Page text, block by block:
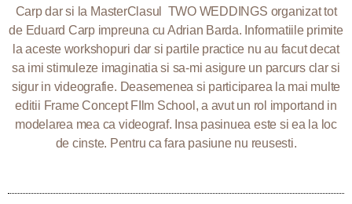
Carp dar si la MasterClasul TWO WEDDINGS organizat tot
de Eduard Carp impreuna cu Adrian Barda. Informatiile primite
la aceste workshopuri dar si partile practice nu au facut decat
sa imi stimuleze imaginatia si sa-mi asigure un parcurs clar si
sigur in videografie. Deasemenea si participarea la mai multe
editii Frame Concept FIlm School, a avut un rol importand in
modelarea mea ca videograf. Insa pasinuea este si ea la loc
de cinste. Pentru ca fara pasiune nu reusesti.